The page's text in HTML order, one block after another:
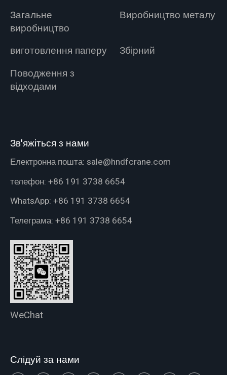
Загальне
виробництво
Виробництво металу
виготовлення паперу
Збірний
Поводження з
відходами
Зв'яжіться з нами
Електронна пошта: sale@hndfcrane.com
телефон: +86 191 3738 6654
WhatsApp: +86 191 3738 6654
Телеграма: +86 191 3738 6654
WeChat
Слідуй за нами